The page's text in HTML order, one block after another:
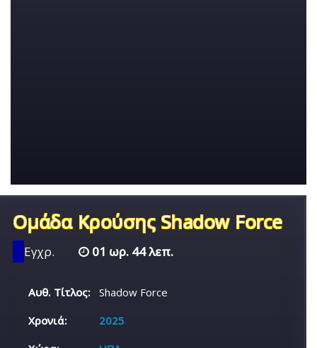
Ομάδα Κρούσης Shadow Force
Εγχρ. 01 ωρ. 44 λεπ.
Αυθ. Τίτλος:
Shadow Force
Χρονιά:
2025